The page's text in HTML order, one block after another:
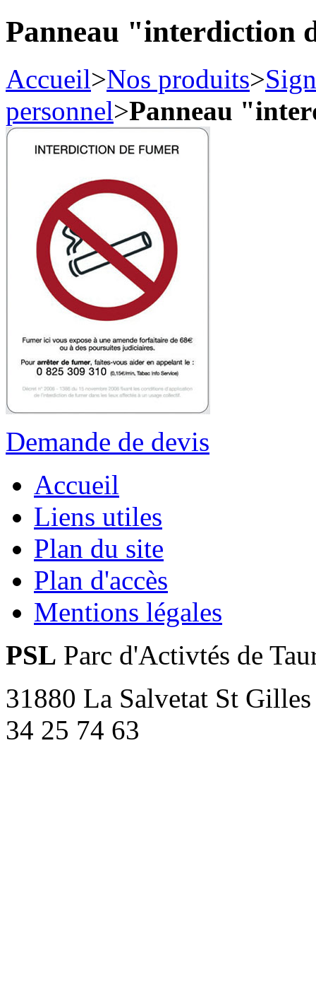
Panneau "interdiction
Accueil>Nos produits>
personnel>Panneau
Demande de devis
Accueil
Liens utiles
Plan du site
Plan d'accès
Mentions légales
PSL Parc d'Activtés de
31880 La Salvetat St
34 25 74 63